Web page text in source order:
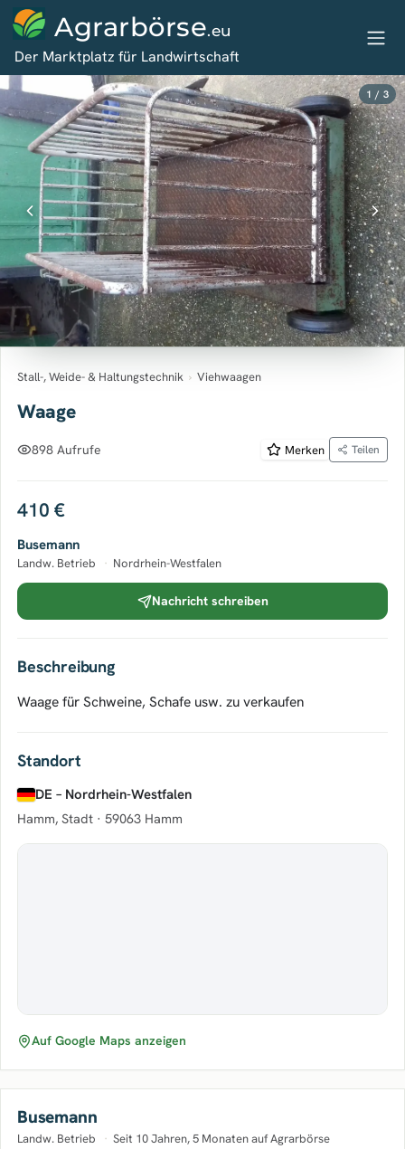
Agrarbörse.eu
Der Marktplatz für Landwirtschaft
1 / 3
Stall-, Weide- & Haltungstechnik › Viehwaagen
Waage
898 Aufrufe Merken Teilen
410 €
Busemann
Landw. Betrieb · Nordrhein-Westfalen
Nachricht schreiben
Beschreibung
Waage für Schweine, Schafe usw. zu verkaufen
Standort
DE – Nordrhein-Westfalen
Hamm, Stadt · 59063 Hamm
Auf Google Maps anzeigen
Busemann
Landw. Betrieb · Seit 10 Jahren, 5 Monaten auf Agrarbörse